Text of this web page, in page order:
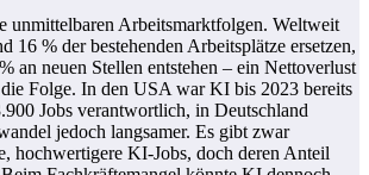
unmittelbaren Arbeitsmarktfolgen. Weltweit
16 % der bestehenden Arbeitsplätze ersetzen,
an neuen Stellen entstehen – ein Nettoverlust
Folge. In den USA war KI bis 2023 bereits
Jobs verantwortlich, in Deutschland
jedoch langsamer. Es gibt zwar
hochwertigere KI-Jobs, doch deren Anteil